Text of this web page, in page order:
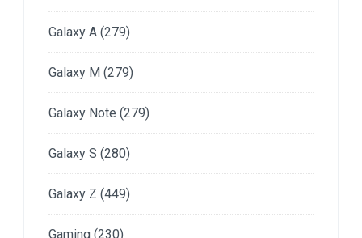
Galaxy A (279)
Galaxy M (279)
Galaxy Note (279)
Galaxy S (280)
Galaxy Z (449)
Gaming (230)